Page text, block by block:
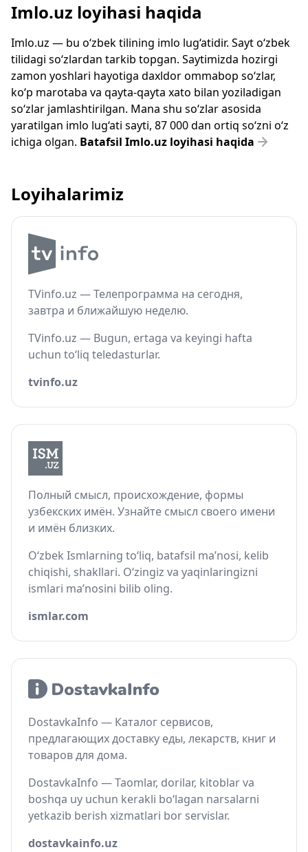
Imlo.uz loyihasi haqida
Imlo.uz — bu o‘zbek tilining imlo lug‘atidir. Sayt o‘zbek
tilidagi so‘zlardan tarkib topgan. Saytimizda hozirgi
zamon yoshlari hayotiga daxldor ommabop so‘zlar,
ko‘p marotaba va qayta-qayta xato bilan yoziladigan
so‘zlar jamlashtirilgan. Mana shu so‘zlar asosida
yaratilgan imlo lug‘ati sayti, 87 000 dan ortiq so‘zni o‘z
ichiga olgan. Batafsil Imlo.uz loyihasi haqida
Loyihalarimiz
TVinfo.uz — Телепрограмма на сегодня,
завтра и ближайшую неделю.
TVinfo.uz — Bugun, ertaga va keyingi hafta
uchun to‘liq teledasturlar.
tvinfo.uz
Полный смысл, происхождение, формы
узбекских имён. Узнайте смысл своего имени
и имён близких.
O‘zbek Ismlarning to‘liq, batafsil ma’nosi, kelib
chiqishi, shakllari. O‘zingiz va yaqinlaringizni
ismlari ma’nosini bilib oling.
ismlar.com
DostavkaInfo — Каталог сервисов,
предлагающих доставку еды, лекарств, книг и
товаров для дома.
DostavkaInfo — Taomlar, dorilar, kitoblar va
boshqa uy uchun kerakli bo‘lagan narsalarni
yetkazib berish xizmatlari bor servislar.
dostavkainfo.uz